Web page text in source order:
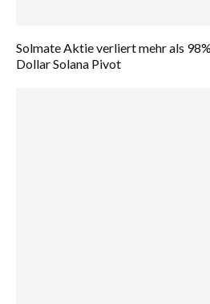
Solmate Aktie verliert mehr als
Dollar Solana Pivot